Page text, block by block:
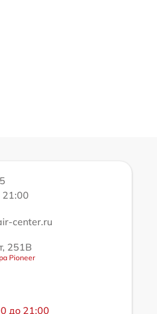
21:00
center.ru
251В
Pioneer
до 21:00